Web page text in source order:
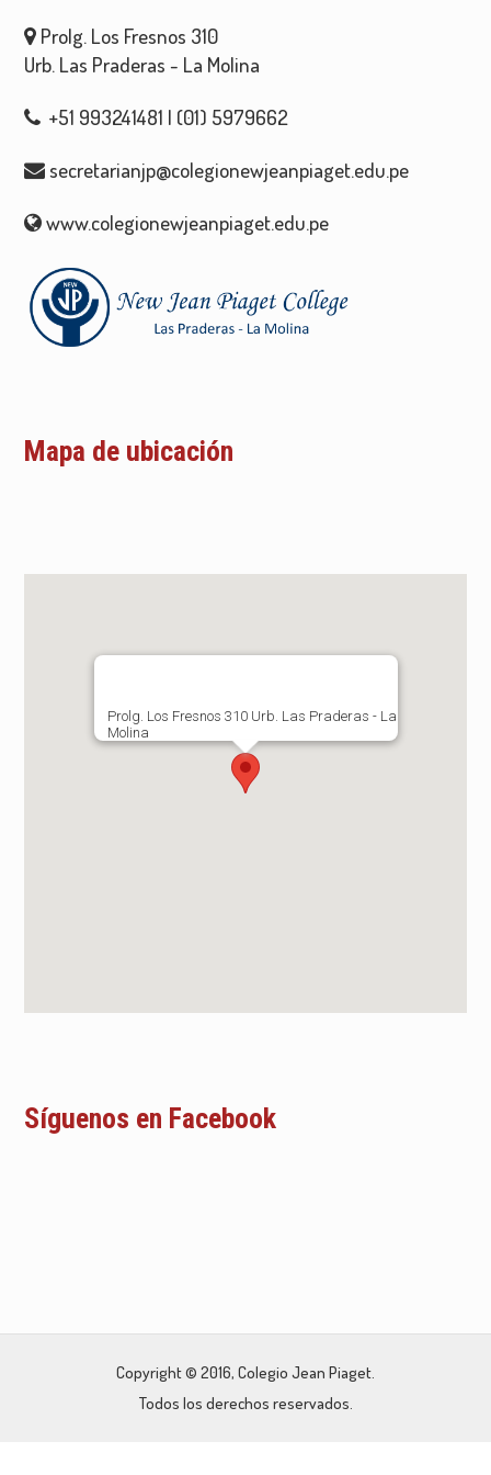
Prolg. Los Fresnos 310
Urb. Las Praderas - La Molina
+51 993241481 | (01) 5979662
secretarianjp@colegionewjeanpiaget.edu.pe
www.colegionewjeanpiaget.edu.pe
Mapa de ubicación
Prolg. Los Fresnos 310 Urb. Las Praderas - La
Molina
Síguenos en Facebook
Copyright © 2016, Colegio Jean Piaget.
Todos los derechos reservados.